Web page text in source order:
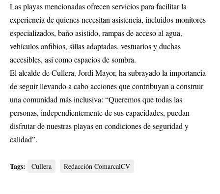
Las playas mencionadas ofrecen servicios para facilitar la
experiencia de quienes necesitan asistencia, incluidos monitores
especializados, baño asistido, rampas de acceso al agua,
vehículos anfibios, sillas adaptadas, vestuarios y duchas
accesibles, así como espacios de sombra.
El alcalde de Cullera, Jordi Mayor, ha subrayado la importancia
de seguir llevando a cabo acciones que contribuyan a construir
una comunidad más inclusiva: “Queremos que todas las
personas, independientemente de sus capacidades, puedan
disfrutar de nuestras playas en condiciones de seguridad y
calidad”.
Tags: Cullera Redacción ComarcalCV